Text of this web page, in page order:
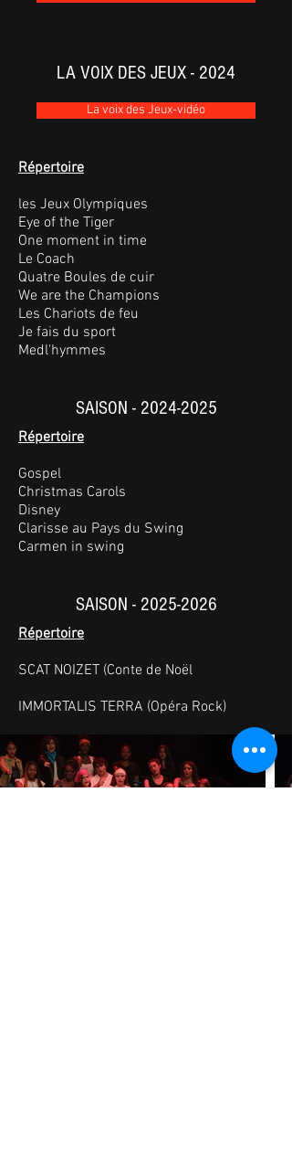
LA VOIX DES JEUX - 2024
La voix des Jeux-vidéo
Répertoire
les Jeux Olympiques
Eye of the Tiger
One moment in time
Le Coach
Quatre Boules de cuir
We are the Champions
Les Chariots de feu
Je fais du sport
Medl'hymmes
SAISON - 2024-2025
Répertoire
Gospel
Christmas Carols
Disney
Clarisse au Pays du Swing
Carmen in swing
SAISON - 2025-2026
Répertoire
SCAT NOIZET (Conte de Noël
IMMORTALIS TERRA (Opéra Rock)